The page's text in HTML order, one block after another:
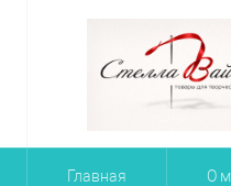
Главная О